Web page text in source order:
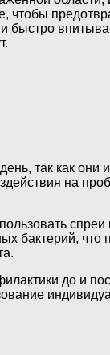
чтобы
быстро
так как
на
бактерий,
до и